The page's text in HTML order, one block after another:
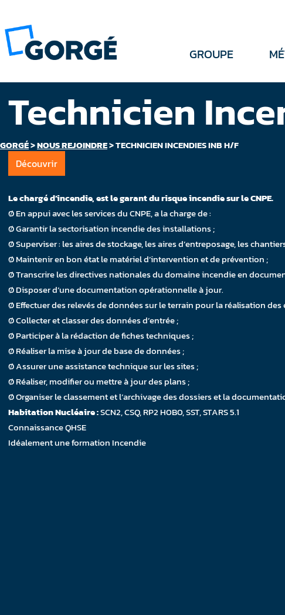
GROUPE
GORGÉ>NOUS REJOINDRE>TECHNICIEN INCENDIES INB H/F
Technicien
Découvrir
Le chargé d’incendie, est le garant du risque incendie sur le CNPE.
Ø En appui avec les services du CNPE, a la charge de :
Ø Garantir la sectorisation incendie des installations ;
Ø Superviser : les aires de stockage, les aires d’entreposage, les
Ø Maintenir en bon état le matériel d’intervention et de prévention ;
Ø Transcrire les directives nationales du domaine incendie en
Ø Disposer d’une documentation opérationnelle à jour.
Ø Effectuer des relevés de données sur le terrain pour la réalisation des
Ø Collecter et classer des données d’entrée ;
Ø Participer à la rédaction de fiches techniques ;
Ø Réaliser la mise à jour de base de données ;
Ø Assurer une assistance technique sur les sites ;
Ø Réaliser, modifier ou mettre à jour des plans ;
Ø Organiser le classement et l’archivage des dossiers et la
Habitation Nucléaire :SCN2, CSQ, RP2 H0B0, SST, STARS 5.1
Connaissance QHSE
Idéalement une formation Incendie